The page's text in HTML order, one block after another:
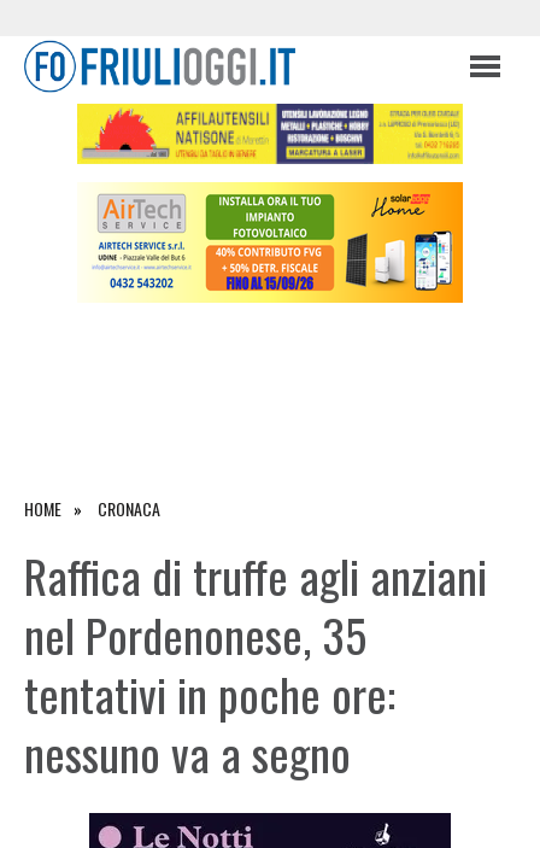
HOME CRONACA
Raffica di truffe agli anziani
nel Pordenonese, 35
tentativi in poche ore:
nessuno va a segno